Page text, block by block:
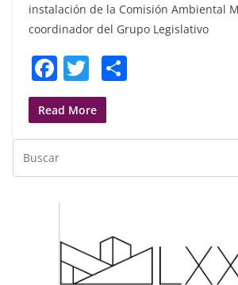
instalación de la Comisión Ambiental
coordinador del Grupo Legislativo
F
a
c
e
b
o
k
T
w
itt
er e
Read More